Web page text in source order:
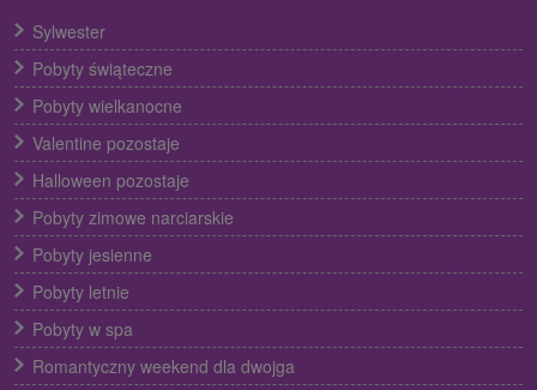
Sylwester
Pobyty świąteczne
Pobyty wielkanocne
Valentine pozostaje
Halloween pozostaje
Pobyty zimowe narciarskie
Pobyty jesienne
Pobyty letnie
Pobyty w spa
Romantyczny weekend dla dwojga